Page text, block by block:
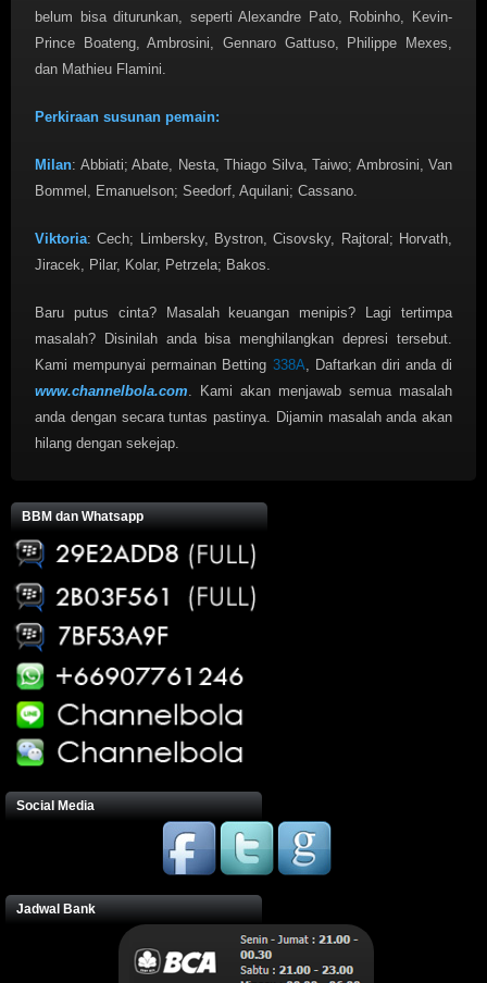
belum bisa diturunkan, seperti Alexandre Pato, Robinho, Kevin-
Prince Boateng, Ambrosini, Gennaro Gattuso, Philippe Mexes,
dan Mathieu Flamini.
Perkiraan susunan pemain:
Milan: Abbiati; Abate, Nesta, Thiago Silva, Taiwo; Ambrosini, Van
Bommel, Emanuelson; Seedorf, Aquilani; Cassano.
Viktoria: Cech; Limbersky, Bystron, Cisovsky, Rajtoral; Horvath,
Jiracek, Pilar, Kolar, Petrzela; Bakos.
Baru putus cinta? Masalah keuangan menipis? Lagi tertimpa
masalah? Disinilah anda bisa menghilangkan depresi tersebut.
Kami mempunyai permainan Betting 338A , Daftarkan diri anda di
www.channelbola.com . Kami akan menjawab semua masalah
anda dengan secara tuntas pastinya. Dijamin masalah anda akan
hilang dengan sekejap.
BBM dan Whatsapp
Social Media
Jadwal Bank